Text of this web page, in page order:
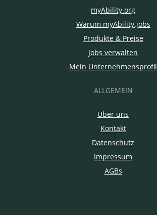
myAbility.org
Warum myAbility.jobs
Produkte & Preise
Jobs verwalten
Mein Unternehmensprofil
ALLGEMEIN
Über uns
Kontakt
Datenschutz
Impressum
AGBs